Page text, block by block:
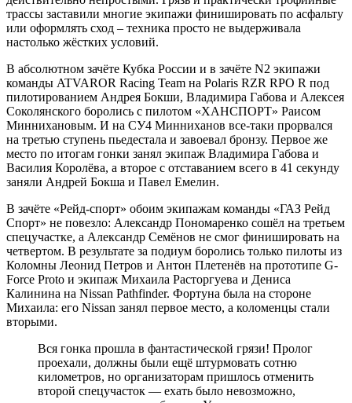
трассы заставили многие экипажи финишировать по асфальту
или оформлять сход – техника просто не выдерживала
настолько жёстких условий.
В абсолютном зачёте Кубка России и в зачёте N2 экипажи
команды ATVAROR Racing Team на Polaris RZR RPO R под
пилотированием Андрея Бокши, Владимира Габова и Алексея
Соколянского боролись с пилотом «ХАНСПОРТ» Раисом
Миннихановым. И на СУ4 Минниханов все-таки прорвался
на третью ступень пьедестала и завоевал бронзу. Первое же
место по итогам гонки занял экипаж Владимира Габова и
Василия Королёва, а второе с отставанием всего в 41 секунду
заняли Андрей Бокша и Павел Емелин.
В зачёте «Рейд-спорт» обоим экипажам команды «ГАЗ Рейд
Спорт» не повезло: Александр Пономаренко сошёл на третьем
спецучастке, а Александр Семёнов не смог финишировать на
четвертом. В результате за подиум боролись только пилоты из
Коломны Леонид Петров и Антон Плетенёв на прототипе G-
Force Proto и экипаж Михаила Расторгуева и Дениса
Калинина на Nissan Pathfinder. Фортуна была на стороне
Михаила: его Nissan занял первое место, а коломенцы стали
вторыми.
Вся гонка прошла в фантастической грязи! Пролог
проехали, должны были ещё штурмовать сотню
километров, но организаторам пришлось отменить
второй спецучасток — ехать было невозможно,